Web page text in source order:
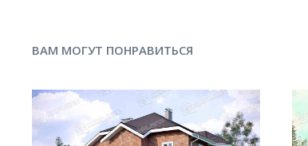
ВАМ МОГУТ ПОНРАВИТЬСЯ